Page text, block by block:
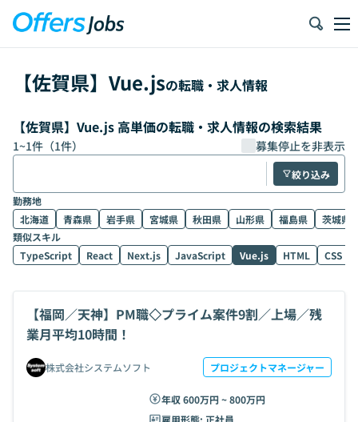
【佐賀県】 Vue.jsの転職・求人情報
【佐賀県】Vue.js 高単価の転職・求人情報の検索結果
1~1件（1件） 募集停止を非表示
絞り込み
勤務地
北海道
青森県 岩手県 宮城県 秋田県 山形県 福島県
茨城県
類似スキル
TypeScript
React Next.js JavaScript Vue.js HTML CSS
【福岡／天神】PM職◇プライム案件9割／上場／残
業月平均10時間！
株式会社システムソフト プロジェクトマネージャー
年収 600万円 ~ 800万円
雇用形態: 正社員